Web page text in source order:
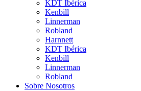
KDT Ibérica
Kenbill
Linnerman
Robland
Harnnett
KDT Ibérica
Kenbill
Linnerman
Robland
Sobre Nosotros